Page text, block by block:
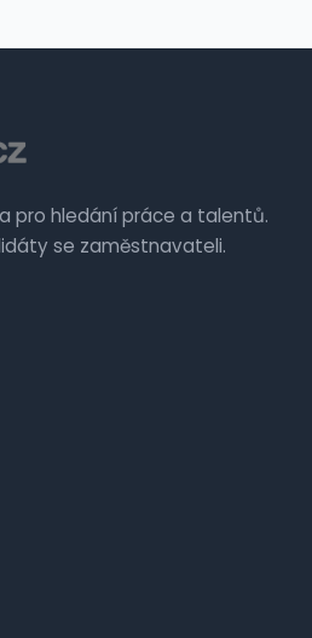
pro hledání práce a talentů.
se zaměstnavateli.